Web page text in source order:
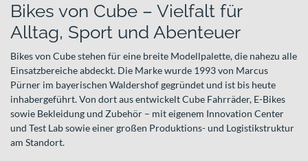
Bikes von Cube – Vielfalt für
Alltag, Sport und Abenteuer
Bikes von Cube stehen für eine breite Modellpalette, die nahezu alle
Einsatzbereiche abdeckt. Die Marke wurde 1993 von Marcus
Pürner im bayerischen Waldershof gegründet und ist bis heute
inhabergeführt. Von dort aus entwickelt Cube Fahrräder, E-Bikes
sowie Bekleidung und Zubehör – mit eigenem Innovation Center
und Test Lab sowie einer großen Produktions- und Logistikstruktur
am Standort.